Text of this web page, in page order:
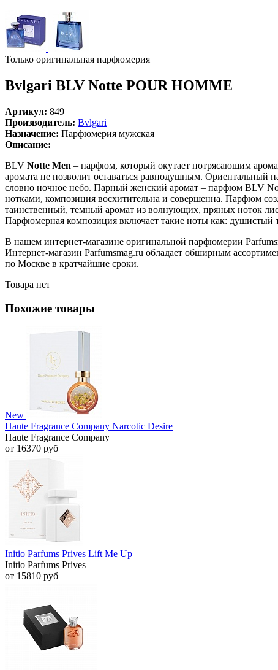
Только оригинальная парфюмерия
Bvlgari BLV Notte POUR HOMME
Артикул: 849
Производитель: Bvlgari
Назначение: Парфюмерия мужская
Описание:
BLV Notte Men – парфюм, который окутает потрясающим
аромата не позволит оставаться равнодушным.
словно ночное небо. Парный женский аромат – парфюм BLV
нотками, композиция восхитительна и совершенна. Парфюм
таинственный, темный аромат из волнующих, пряных ноток
Парфюмерная композиция включает такие ноты как: душистый
В нашем интернет-магазине оригинальной парфюмерии
Интернет-магазин Parfumsmag.ru обладает обширным
по Москве в кратчайшие сроки.
Товара нет
Похожие товары
New
Haute Fragrance Company Narcotic Desire
Haute Fragrance Company
от 16370 руб
Initio Parfums Prives Lift Me Up
Initio Parfums Prives
от 15810 руб